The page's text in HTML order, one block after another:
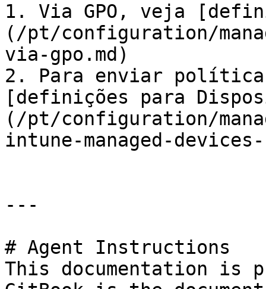
1. Via GPO, veja
(/pt/configuration/
via-gpo.md)
2. Para enviar
[definições para
(/pt/configuration/
intune-managed-
---
# Agent Instructions
This documentation is